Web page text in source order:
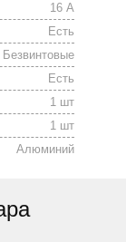
16 А
Есть
Безвинтовые
Есть
1 шт
1 шт
Алюминий